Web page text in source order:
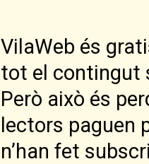
VilaWeb és
tot el contingut
Però això és
lectors paguen
n’han fet